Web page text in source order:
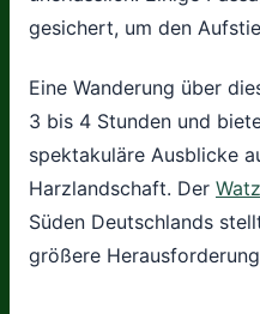
gesichert, um den
Eine Wanderung über
3 bis 4 Stunden und
spektakuläre Ausblicke
Harzlandschaft. Der
Süden Deutschlands
größere